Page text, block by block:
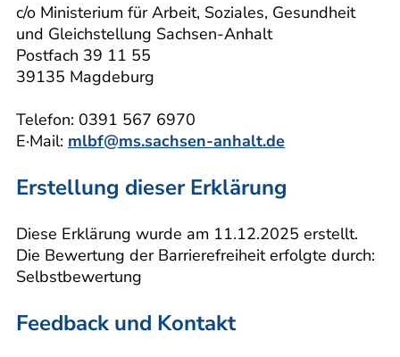
c/o Ministerium für Arbeit, Soziales, Gesundheit
und Gleichstellung Sachsen-Anhalt
Postfach 39 11 55
39135 Magdeburg
Telefon: 0391 567 6970
E·Mail: mlbf@ms.sachsen-anhalt.de
Erstellung dieser Erklärung
Diese Erklärung wurde am 11.12.2025 erstellt.
Die Bewertung der Barrierefreiheit erfolgte durch:
Selbstbewertung
Feedback und Kontakt